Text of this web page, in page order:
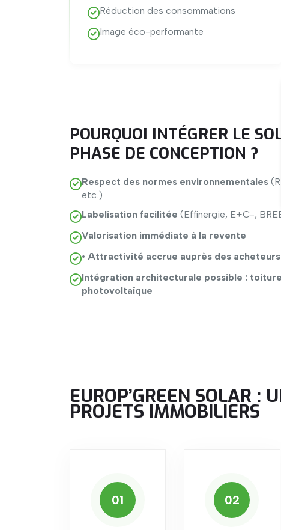
Réduction des consommations
Image éco-performante
POURQUOI INTÉGRER LE
PHASE DE CONCEPTION ?
Respect des normes environnementales
etc.)
Labelisation facilitée (Effinergie, E+C-,
Valorisation immédiate à la revente
• Attractivité accrue auprès des
Intégration architecturale possible :
photovoltaïque
EUROP’GREEN SOLAR :
PROJETS IMMOBILIERS
01 02